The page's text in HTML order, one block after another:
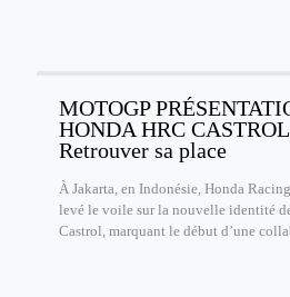
MOTOGP
HONDA HRC
Retrouver sa place
À Jakarta, en Indonésie, Honda
levé le voile sur la nouvelle identité
Castrol, marquant le début d’une